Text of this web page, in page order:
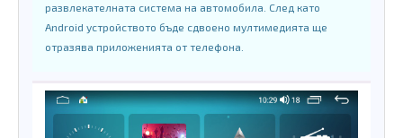
развлекателната система на автомобила. След като
Android устройството бъде сдвоено мултимедията ще
отразява приложенията от телефона.